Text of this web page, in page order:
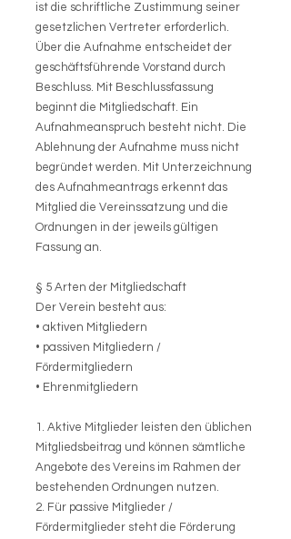
ist die schriftliche Zustimmung seiner
gesetzlichen Vertreter erforderlich.
Über die Aufnahme entscheidet der
geschäftsführende Vorstand durch
Beschluss. Mit Beschlussfassung
beginnt die Mitgliedschaft. Ein
Aufnahmeanspruch besteht nicht. Die
Ablehnung der Aufnahme muss nicht
begründet werden. Mit Unterzeichnung
des Aufnahmeantrags erkennt das
Mitglied die Vereinssatzung und die
Ordnungen in der jeweils gültigen
Fassung an.
§ 5 Arten der Mitgliedschaft
Der Verein besteht aus:
• aktiven Mitgliedern
• passiven Mitgliedern /
Fördermitgliedern
• Ehrenmitgliedern
1. Aktive Mitglieder leisten den üblichen
Mitgliedsbeitrag und können sämtliche
Angebote des Vereins im Rahmen der
bestehenden Ordnungen nutzen.
2. Für passive Mitglieder /
Fördermitglieder steht die Förderung